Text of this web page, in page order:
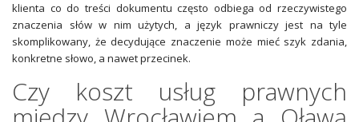
klienta co do treści dokumentu często odbiega od rzeczywistego
znaczenia słów w nim użytych, a język prawniczy jest na tyle
skomplikowany, że decydujące znaczenie może mieć szyk zdania,
konkretne słowo, a nawet przecinek.
Czy koszt usług prawnych